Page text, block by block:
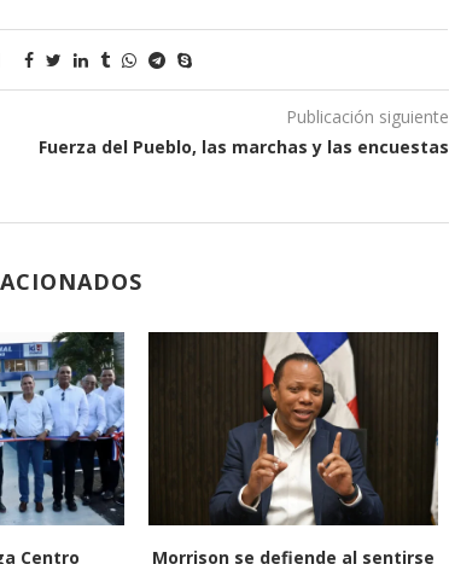
Publicación siguiente
Fuerza del Pueblo, las marchas y las encuestas
fuerzan que
Raúl Girón Jiménez, testigo clave